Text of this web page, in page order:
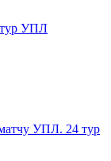
тур УПЛ
УПЛ. 24 тур